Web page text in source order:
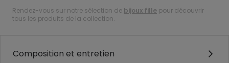
Rendez-vous sur notre sélection de bijoux fille pour découvrir
tous les produits de la collection.
Composition et entretien